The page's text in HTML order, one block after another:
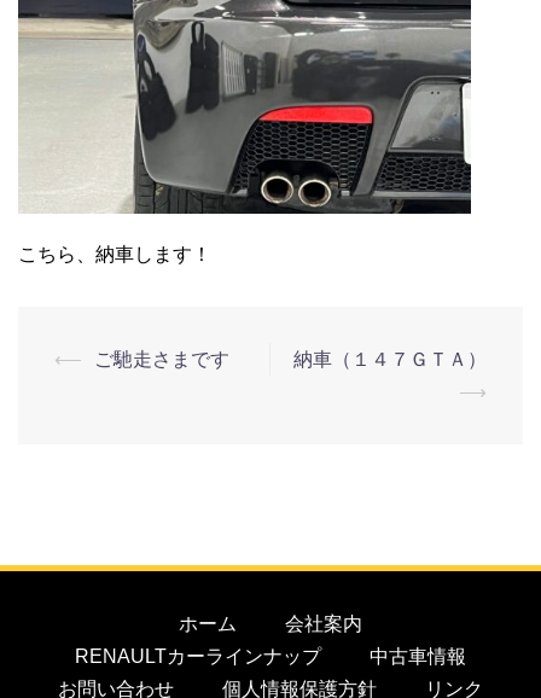
こちら、納車します！
⟵ ご馳走さまです
納車（１４７ＧＴＡ）
⟶
ホーム
会社案内
RENAULTカーラインナップ
中古車情報
お問い合わせ
個人情報保護方針 リンク